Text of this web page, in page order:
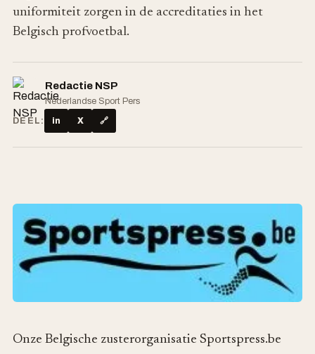
uniformiteit zorgen in de accreditaties in het
Belgisch profvoetbal.
Redactie NSP
Nederlandse Sport Pers
DEEL:
in X 🔗
Onze Belgische zusterorganisatie Sportspress.be